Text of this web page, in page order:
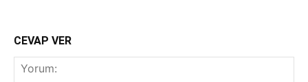
CEVAP VER